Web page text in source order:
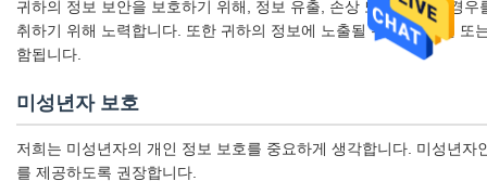
귀하의 정보 보안을 보호하기 위해, 정보 유출, 손상 또는 손실의 경
취하기 위해 노력합니다. 또한 귀하의 정보에 노출될 수 있는 직원
함됩니다.
미성년자 보호
저희는 미성년자의 개인 정보 보호를 중요하게 생각합니다. 미성년
를 제공하도록 권장합니다.